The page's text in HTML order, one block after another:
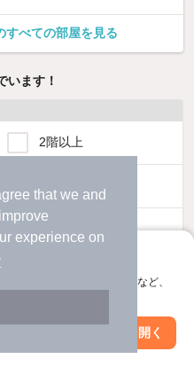
that we and
experience on
サクお部屋探し
ップ検索やお気に入り保存など、
アプリを開く
すべての部屋を見る
います！
2階以上
ペット相談
独立洗面台
絞り込み条件を変更